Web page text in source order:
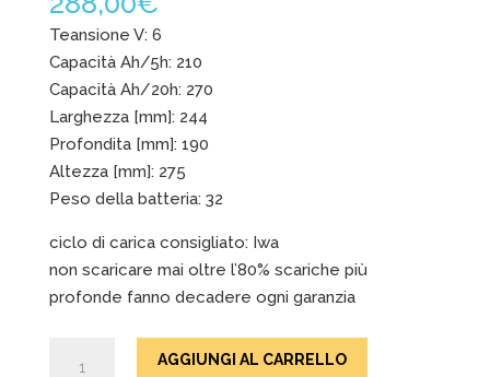
Teansione V: 6
Capacità Ah/5h: 210
Capacità Ah/20h: 270
Larghezza [mm]: 244
Profondita [mm]: 190
Altezza [mm]: 275
Peso della batteria: 32
ciclo di carica consigliato: Iwa
non scaricare mai oltre l’80% scariche più
profonde fanno decadere ogni garanzia
AGGIUNGI AL CARRELLO